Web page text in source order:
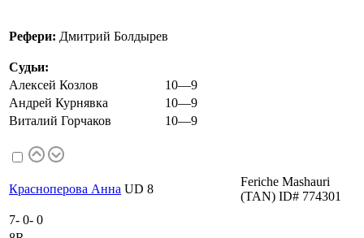
Рефери: Дмитрий Болдырев
Судьи:
Алексей Козлов
10—9
Андрей Курнявка
10—9
Виталий Горчаков
10—9
Красноперова Анна UD 8
Feriche Mashauri
(TAN) ID# 774301
7- 0- 0